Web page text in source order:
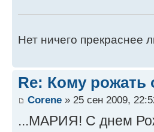
Нет ничего прекраснее
Re: Кому
Corene » 25 сен 2009,
...МАРИЯ! С днем